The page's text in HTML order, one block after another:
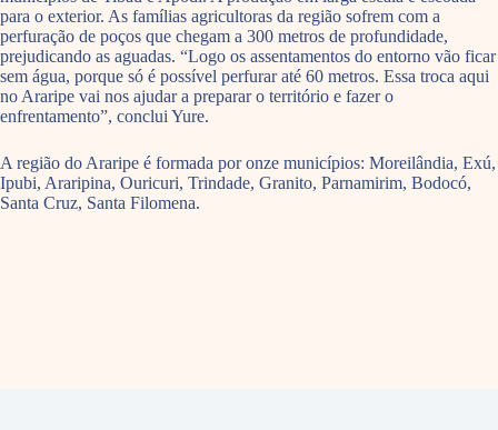
para o exterior. As famílias agricultoras da região sofrem com a
perfuração de poços que chegam a 300 metros de profundidade,
prejudicando as aguadas. “Logo os assentamentos do entorno vão ficar
sem água, porque só é possível perfurar até 60 metros. Essa troca aqui
no Araripe vai nos ajudar a preparar o território e fazer o
enfrentamento”, conclui Yure.
A região do Araripe é formada por onze municípios: Moreilândia, Exú,
Ipubi, Araripina, Ouricuri, Trindade, Granito, Parnamirim, Bodocó,
Santa Cruz, Santa Filomena.